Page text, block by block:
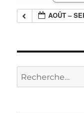
AOÛT –
Recherche
pour :